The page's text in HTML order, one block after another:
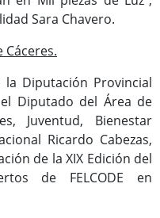
Sara Chavero.
Cáceres.
la Diputación Provincial
Diputado del Área de
Juventud, Bienestar
Ricardo Cabezas,
de la XIX Edición del
de FELCODE en